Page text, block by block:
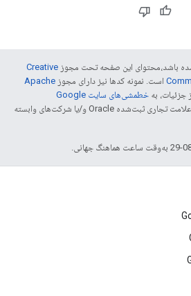
باشد،‌محتوای این صفحه تحت مجوز Creative
است. نمونه کدها نیز دارای مجوز Apache
جزئیات، به
خطمشی‌های سایت Google
مراجعه کنید. جاوا علامت تجاری ثبت‌شده Oracle و/یا شرکت‌های وابسته